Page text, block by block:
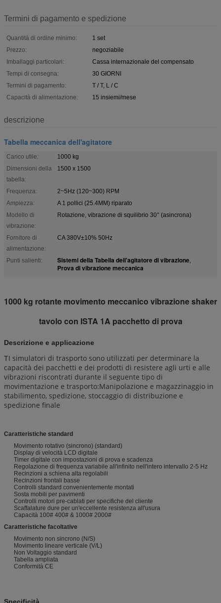
Termini di pagamento e spedizione
Quantità di ordine minimo:
1 set
Prezzo:
negoziabile
Imballaggi particolari:
Cassa internazionale del compensato
Tempi di consegna:
30 GIORNI
Termini di pagamento:
T / T, L / C
Capacità di alimentazione:
15 insiemi/mese
descrizione
Tabella meccanica dell'agitatore
Carico utile:
1000 kg
Dimensioni della
tabella:
1500 x 1500
Frequenza:
2~5Hz (120~300) RPM
Ampiezza:
A 1 pollici (25.4MM) riparato
Modello di
vibrazione:
Rotazione, vibrazione di squilibrio 30° (asincrona)
Fornitore di
alimentazione:
CA 380V±10% 50Hz
Punti salienti: Sistemi della Tabella dell'agitatore di vibrazione,
Prova di vibrazione meccanica
1000 kg rotante movimento meccanico vibrazione shaker
tavolo con ISTA 1A pacchetto di prova
Descrizione e applicazione
TI simulatori di trasporto sono utilizzati per determinare la
capacità dei pacchetti e dei prodotti di resistere agli urti e alle
vibrazioni riscontrati durante il seguente tipo di
movimentazione e trasporto:Manipolazione e magazzinaggio in
stabilimento, spedizione, stoccaggio di distribuzione e
spedizione finale
Caratteristiche standard
Movimento rotativo (sincrono) (standard)
Display di velocità LCD digitale
Timer digitale con impostazioni di prova e scadenza
Regolazione di frequenza variabile all'infinito nell'intero intervallo 2-5 Hz
Recinzioni a schiena alta regolabili
Recinzioni frontali basse
Controlli standard convenientemente montati
Sosta mobili per pavimenti
Controlli motori pre-cablati per specifiche del cliente
Scaffalature dure per un'eccellente resistenza all'usura
Capacità 100# 400# & 1000# 2000#
Caratteristiche facoltative
Movimento non sincrono (N/S)
Movimento lineare verticale (V/L)
Non Voltaggio standard
Tabella ampliata
Conformità CE